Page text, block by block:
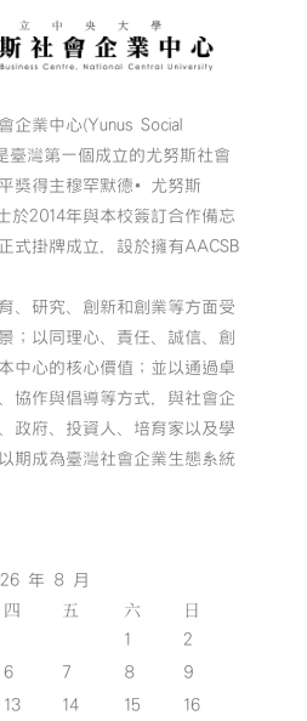
企業中心(Yunus Social
臺灣第一個成立的尤努斯社會
獎得主穆罕默德•尤努斯
於2014年與本校簽訂合作備忘
式掛牌成立，設於擁有AACSB
、研究、創新和創業等方面受
；以同理心、責任、誠信、創
中心的核心價值；並以通過卓
協作與倡導等方式，與社會企
政府、投資人、培育家以及學
期成為臺灣社會企業生態系統
年 8 月
四 五 六 日
1
2
6 7 8
9
13 14 15
16